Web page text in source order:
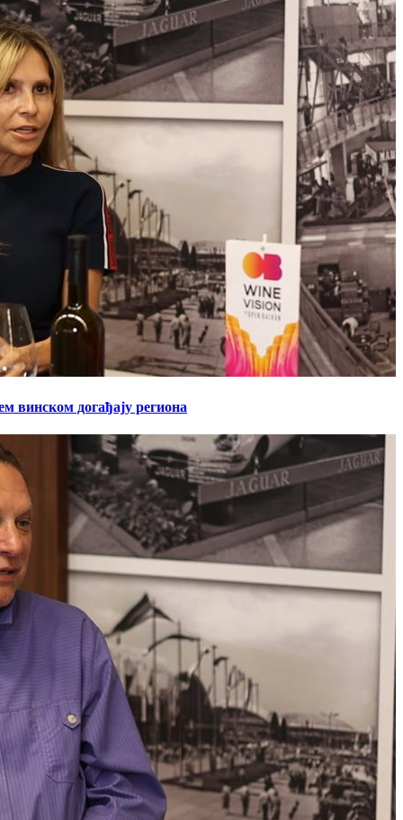
винском догађају региона